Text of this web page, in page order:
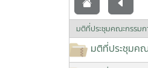
มติที่ประชุมคณะกรรมก
มติที่ประชุมค